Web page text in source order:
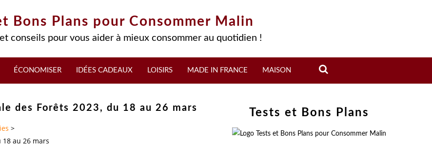
Bons Plans pour Consommer Malin
conseils pour vous aider à mieux consommer au quotidien !
ÉCONOMISER IDÉES CADEAUX LOISIRS MADE IN FRANCE MAISON
des Forêts 2023, du 18 au 26 mars
>
18 au 26 mars
Tests et Bons Plans